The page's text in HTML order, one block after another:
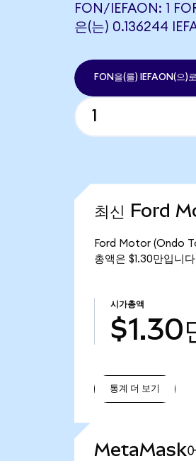
FON/IEFAON: 1
은(는) 0.136244
FON을(를) IEFAON(으)
최신 Ford
Ford Motor (Ondo
총액은 $1.30만입니
시가총액
$1.30
통계 더 보기
MetaMask